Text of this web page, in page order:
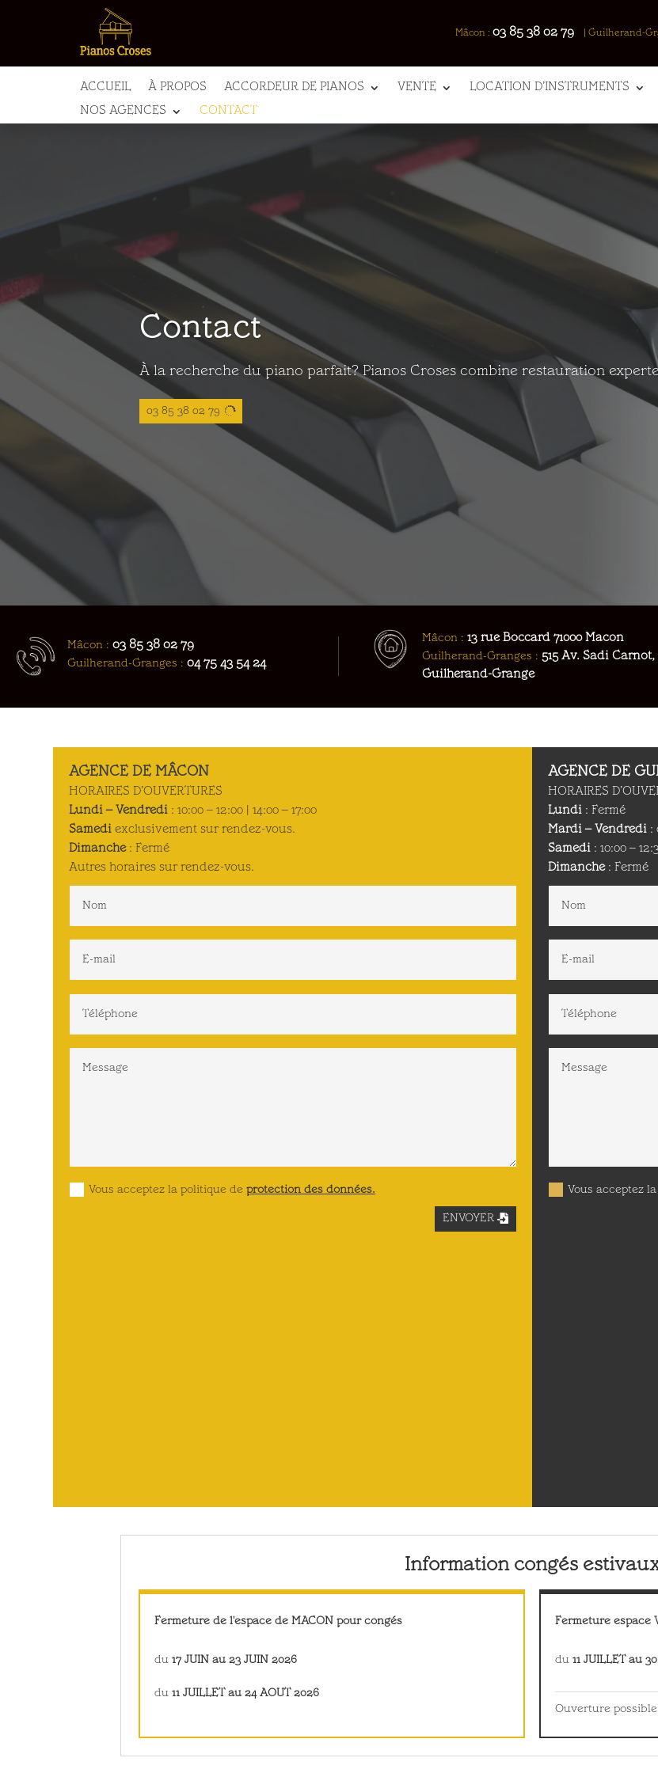
Mâcon : 03 85 38 02 79| Guilherand-
ACCUEIL À PROPOS ACCORDEUR DE PIANOS VENTE
LOCATION D’INSTRUMENTS
NOS AGENCES
CONTACT
Contact
À la recherche du piano parfait? Pianos Croses combine restauration
03 85 38 02 79
Mâcon :03 85 38 02 79
Guilherand-Granges :04 75 43 54 24
Mâcon :13 rue Boccard 71000 Macon
Guilherand-Granges : 515 Av. Sadi Carnot,
Guilherand-Grange
AGENCE DE MÂCON
HORAIRES D’OUVERTURES
Lundi – Vendredi : 10:00 – 12:00 | 14:00 – 17:00
Samedi exclusivement sur rendez-vous.
Dimanche: Fermé
Autres horaires sur rendez-vous.
Vous acceptez la politique de protection des données.
ENVOYER
AGENCE DE
HORAIRES
Lundi : Fermé
Mardi – Vendredi :
Samedi : 10:00 –
Dimanche: Fermé
Vous acceptez
Information congés
Fermeture de l'espace de MACON pour congés
du 17 JUIN au 23 JUIN 2026
du 11 JUILLET au 24 AOUT 2026
Fermeture espace
du 11 JUILLET au
Ouverture